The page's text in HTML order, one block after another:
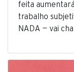
feita
trabalho
NADA — vai